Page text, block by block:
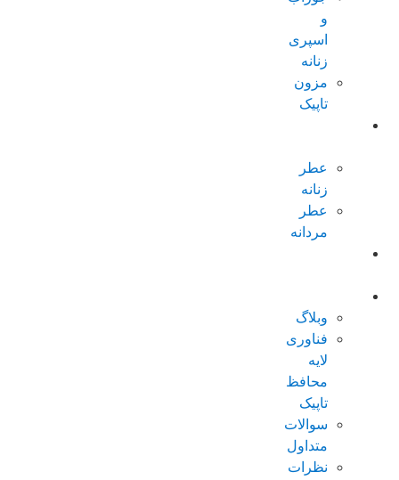
و
اسپری
زنانه
مزون
تاپیک
عطر
زنانه
عطر
مردانه
وبلاگ
فناوری
لایه
محافظ
تاپیک
سوالات
متداول
نظرات